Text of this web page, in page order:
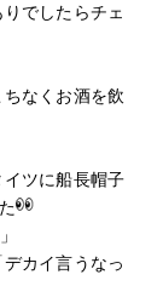
でしたらチェ
なくお酒を飲
ツに船長帽子
」
カイ言うなっ